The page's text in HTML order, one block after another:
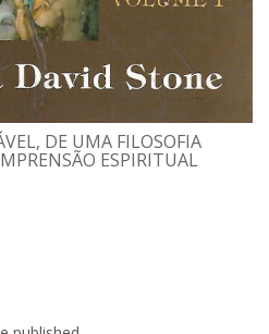
DE UMA FILOSOFIA
ESPIRITUAL